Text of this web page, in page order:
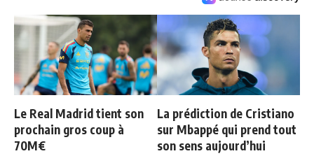
Le Real Madrid tient son
prochain gros coup à
70M€
La prédiction de Cristiano
sur Mbappé qui prend tout
son sens aujourd’hui